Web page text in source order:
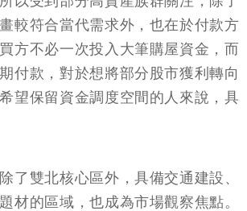
較符合當代需求外，也在於付款方
方不必一次投入大筆購屋資金，而
付款，對於想將部分股市獲利轉向
望保留資金調度空間的人來說，具
了雙北核心區外，具備交通建設、
材的區域，也成為市場觀察焦點。